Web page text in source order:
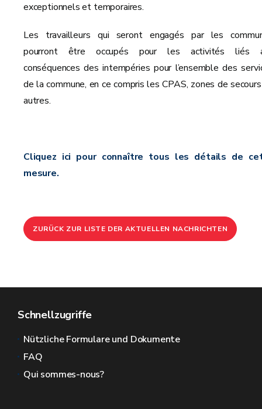
exceptionnels et temporaires.
Les travailleurs qui seront engagés par les
pourront être occupés pour les activités liés
conséquences des intempéries pour l’ensemble des
de la commune, en ce compris les CPAS, zones de
autres.
Cliquez ici pour connaître tous les détails de
mesure.
ZURÜCK ZUR LISTE DER AKTUELLEN NACHRICHTEN
Schnellzugriffe
Nützliche Formulare und Dokumente
FAQ
Qui sommes-nous?